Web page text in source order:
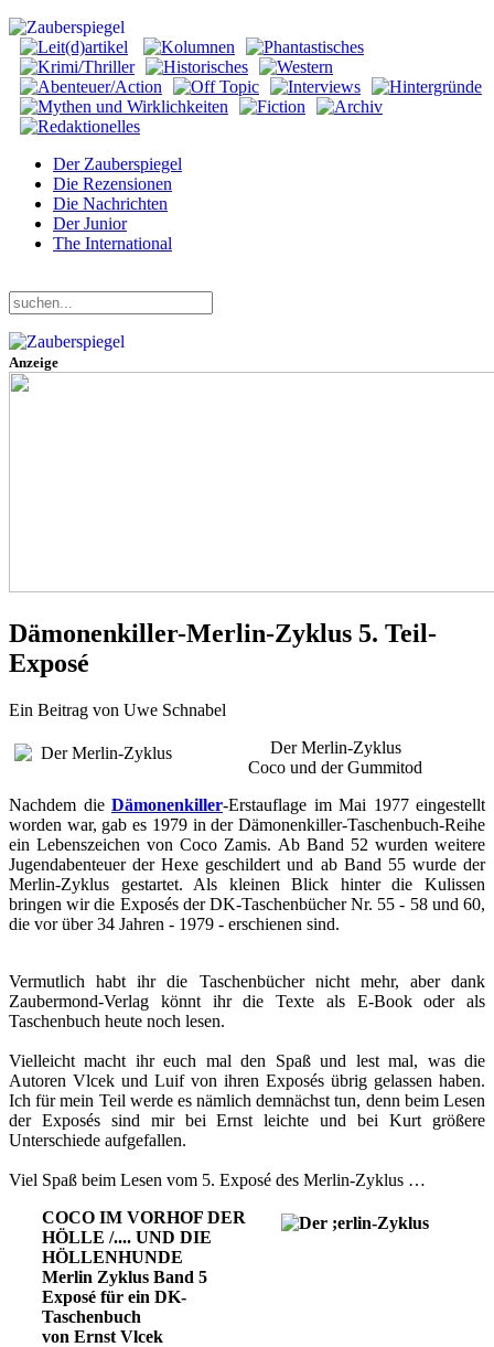
Der Zauberspiegel
Die Rezensionen
Die Nachrichten
Der Junior
The International
Anzeige
Dämonenkiller-Merlin-Zyklus 5. Teil-
Exposé
Ein Beitrag von Uwe Schnabel
Der Merlin-Zyklus
Coco und der Gummitod
Nachdem die Dämonenkiller-Erstauflage im Mai 1977 eingestellt
worden war, gab es 1979 in der Dämonenkiller-Taschenbuch-Reihe
ein Lebenszeichen von Coco Zamis. Ab Band 52 wurden weitere
Jugendabenteuer der Hexe geschildert und ab Band 55 wurde der
Merlin-Zyklus gestartet. Als kleinen Blick hinter die Kulissen
bringen wir die Exposés der DK-Taschenbücher Nr. 55 - 58 und 60,
die vor über 34 Jahren - 1979 - erschienen sind.
Vermutlich habt ihr die Taschenbücher nicht mehr, aber dank
Zaubermond-Verlag könnt ihr die Texte als E-Book oder als
Taschenbuch heute noch lesen.
Vielleicht macht ihr euch mal den Spaß und lest mal, was die
Autoren Vlcek und Luif von ihren Exposés übrig gelassen haben.
Ich für mein Teil werde es nämlich demnächst tun, denn beim Lesen
der Exposés sind mir bei Ernst leichte und bei Kurt größere
Unterschiede aufgefallen.
Viel Spaß beim Lesen vom 5. Exposé des Merlin-Zyklus …
COCO IM VORHOF DER
HÖLLE /.... UND DIE
HÖLLENHUNDE
Merlin Zyklus Band 5
Exposé für ein DK-
Taschenbuch
von Ernst Vlcek